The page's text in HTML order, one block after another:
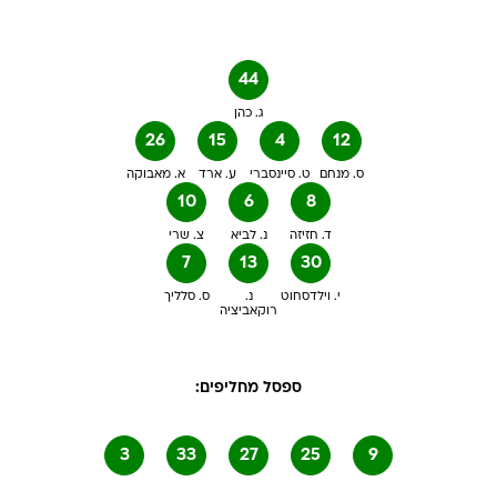
44
ג. כהן
26
א. מאבוקה
15
ע. ארד
4
ט. סיינסברי
12
ס. מנחם
10
צ. שרי
6
נ. לביא
8
ד. חזיזה
7
ס. סלליך
13
נ.
רוקאביציה
30
י. וילדסחוט
ספסל מחליפים:
3 33 27 25 9